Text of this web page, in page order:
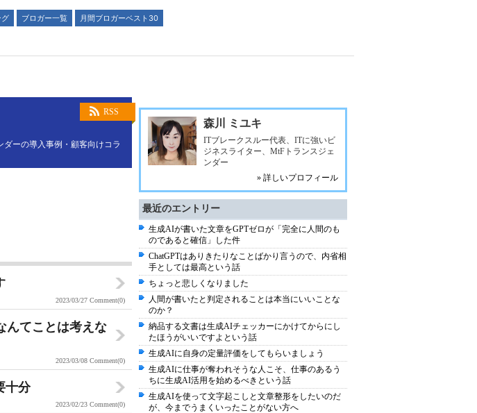
グ ブロガー一覧
月間ブロガーベスト30
RSS
ーの導入事例・顧客向けコラ
2023/03/27 Comment(0)
んてことは考えな
2023/03/08 Comment(0)
十分
2023/02/23 Comment(0)
森川 ミユキ
ITブレークスルー代表、ITに強いビ
ジネスライター、MtFトランスジェ
ンダー
» 詳しいプロフィール
最近のエントリー
生成AIが書いた文章をGPTゼロが「完全に人間のも
のであると確信」した件
ChatGPTはありきたりなことばかり言うので、内省相
手としては最高という話
ちょっと悲しくなりました
人間が書いたと判定されることは本当にいいことな
のか？
納品する文書は生成AIチェッカーにかけてからにし
たほうがいいですよという話
生成AIに自身の定量評価をしてもらいましょう
生成AIに仕事が奪われそうな人こそ、仕事のあるう
ちに生成AI活用を始めるべきという話
生成AIを使って文字起こしと文章整形をしたいのだ
が、今までうまくいったことがない方へ